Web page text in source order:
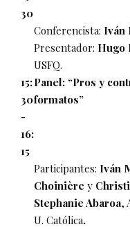
30
Conferencista: Iván
Presentador: Hugo
USFQ.
15:
30
-
16:
15
Panel: “Pros y
formatos”
Participantes: Iván
Choinière y
Stephanie Abaroa,
U. Católica.